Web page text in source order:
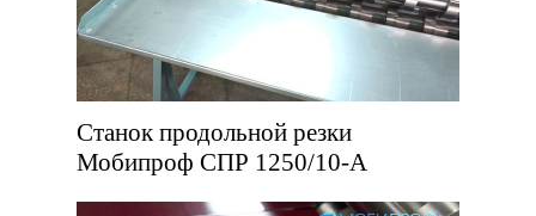
Станок продольной резки
Мобипроф СПР 1250/10-А